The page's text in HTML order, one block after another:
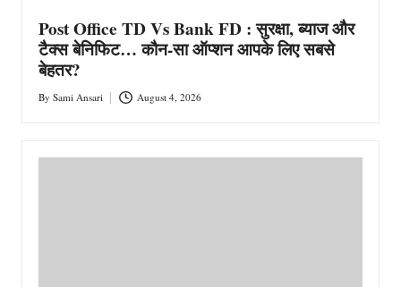
Post Office TD Vs Bank FD : सुरक्षा, ब्याज और
टैक्स बेनिफिट… कौन-सा ऑप्शन आपके लिए सबसे
बेहतर?
Posted
By Sami Ansari August 4, 2026